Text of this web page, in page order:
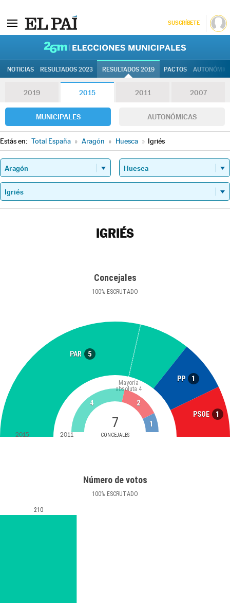
SUSCRÍBETE
NOTICIAS RESULTADOS 2023 RESULTADOS 2019 PACTOS
2019 2015 2011 2007
MUNICIPALES AUTONÓMICAS
Estás en: Total España » Aragón » Huesca » Igriés
IGRIÉS
Concejales
100% ESCRUTADO
PAR 5
PP 1
PSOE 1
7
CONCEJALES
Mayoría
absoluta 4
4 2
1
2015 2011
Número de votos
100% ESCRUTADO
210